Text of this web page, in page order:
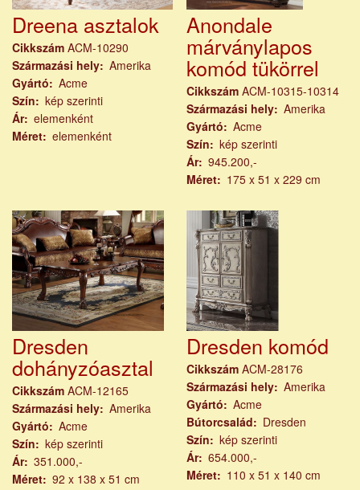
Dreena asztalok
Cikkszám ACM-10290
Származási hely Amerika
Gyártó
Acme
Szín
kép szerinti
Ár elemenként
Méret elemenként
Anondale
márványlapos
komód tükörrel
Cikkszám ACM-10315-10314
Származási hely
Amerika
Gyártó
Acme
Szín
kép szerinti
Ár
945.200,-
Méret
175 x 51 x 229 cm
Dresden
dohányzóasztal
Cikkszám ACM-12165
Származási hely Amerika
Gyártó
Acme
Szín
kép szerinti
Ár 351.000,-
Méret 92 x 138 x 51 cm
Dresden komód
Cikkszám ACM-28176
Származási hely
Amerika
Gyártó
Acme
Bútorcsalád
Dresden
Szín
kép szerinti
Ár
654.000,-
Méret
110 x 51 x 140 cm